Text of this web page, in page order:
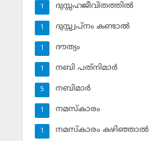
ദുസ്സഹജീവിതത്തില്‍
1
ദുസ്സ്വപ്‌നം കണ്ടാല്‍
1
ദൗത്യം
1
നബി പത്‌നിമാര്‍
1
നബിമാര്‍
5
നമസ്‌കാരം
1
നമസ്‌കാരം കഴിഞ്ഞാല്‍
1